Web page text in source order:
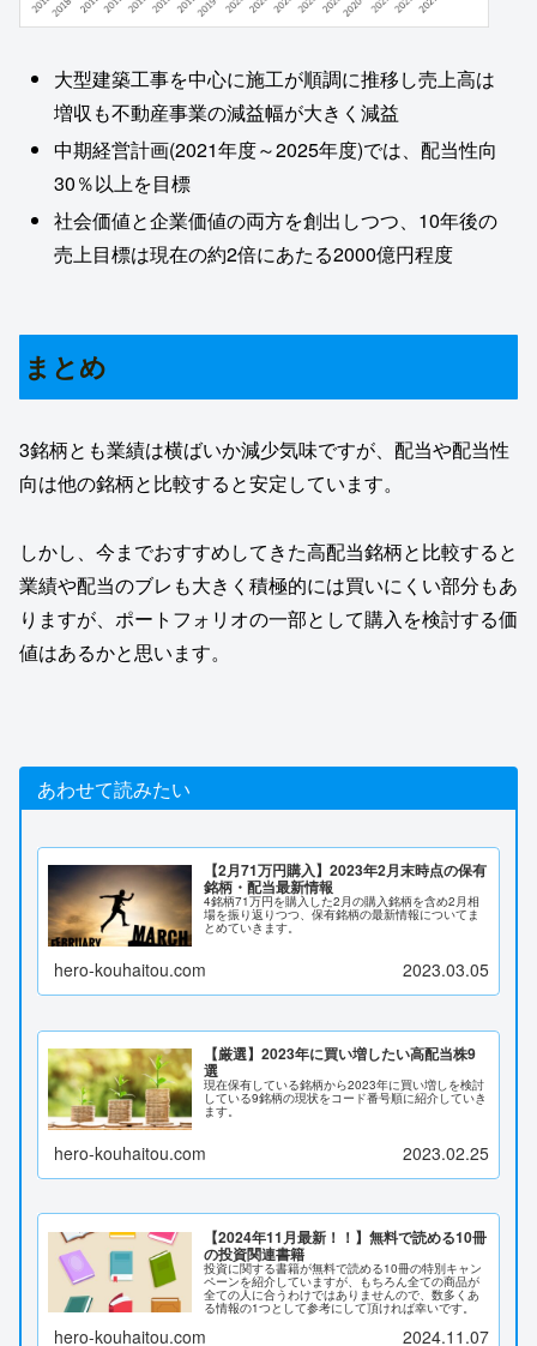
大型建築工事を中心に施工が順調に推移し売上高は
増収も不動産事業の減益幅が大きく減益
中期経営計画(2021年度～2025年度)では、配当性向
30％以上を目標
社会価値と企業価値の両方を創出しつつ、10年後の
売上目標は現在の約2倍にあたる2000億円程度
まとめ
3銘柄とも業績は横ばいか減少気味ですが、配当や配当性
向は他の銘柄と比較すると安定しています。
しかし、今までおすすめしてきた高配当銘柄と比較すると
業績や配当のブレも大きく積極的には買いにくい部分もあ
りますが、ポートフォリオの一部として購入を検討する価
値はあるかと思います。
あわせて読みたい
【2月71万円購入】2023年2月末時点の保有
銘柄・配当最新情報
4銘柄71万円を購入した2月の購入銘柄を含め2月相
場を振り返りつつ、保有銘柄の最新情報についてま
とめていきます。
hero-kouhaitou.com 2023.03.05
【厳選】2023年に買い増したい高配当株9
選
現在保有している銘柄から2023年に買い増しを検討
している9銘柄の現状をコード番号順に紹介していき
ます。
hero-kouhaitou.com 2023.02.25
【2024年11月最新！！】無料で読める10冊
の投資関連書籍
投資に関する書籍が無料で読める10冊の特別キャン
ペーンを紹介していますが、もちろん全ての商品が
全ての人に合うわけではありませんので、数多くあ
る情報の1つとして参考にして頂ければ幸いです。
hero-kouhaitou.com 2024.11.07